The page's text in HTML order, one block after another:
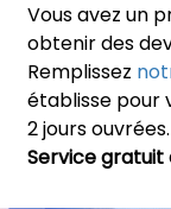
Vous avez un
obtenir des
Remplissez
établisse pour
2 jours ouvrées.
Service gratuit